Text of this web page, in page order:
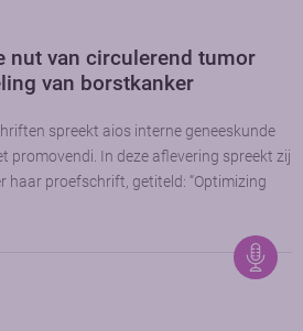
nut van circulerend tumor
van borstkanker
spreekt aios interne geneeskunde
promovendi. In deze aflevering spreekt zij
haar proefschrift, getiteld: “Optimizing